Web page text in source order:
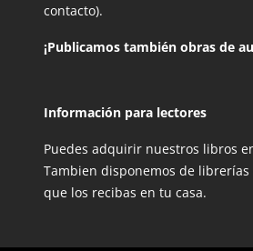
contacto).
¡Publicamos también obras de
Información para lectores
Puedes adquirir nuestros libros
Tambien disponemos de
que los recibas en tu casa.